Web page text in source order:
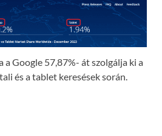
Google 57,87%- át szolgálja ki a
és a tablet keresések során.